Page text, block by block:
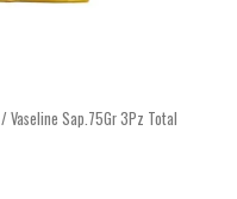
/ Vaseline Sap.75Gr 3Pz Total